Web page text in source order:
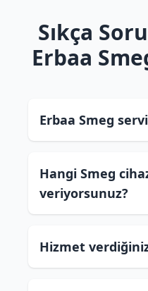
Sıkça
Erbaa
Erbaa Smeg
Hangi Smeg
veriyorsunuz?
Hizmet